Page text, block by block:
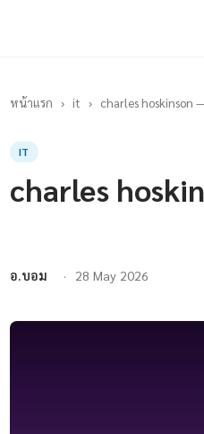
หน้าแรก › it › charles hoskinson
IT
charles
อ.บอม 28 May 2026